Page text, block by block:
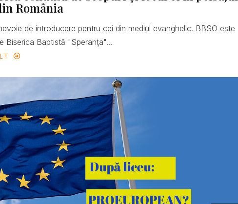
România
de introducere pentru cei din mediul evanghelic. BBSO este
Biserica Baptistă "Speranţa"...